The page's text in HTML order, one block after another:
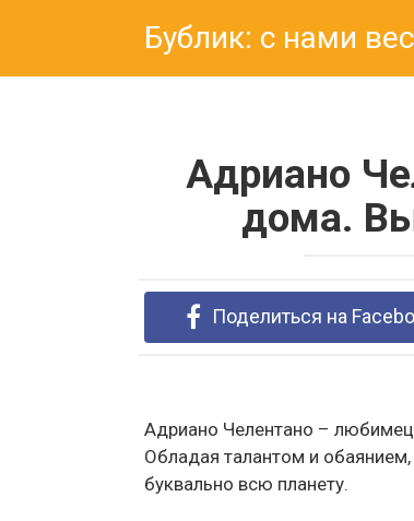
Бублик: с нами
Адриано
дома. Вы
Поделиться на
Адриано Челентано – любимец,
Обладая талантом и
буквально всю планету.